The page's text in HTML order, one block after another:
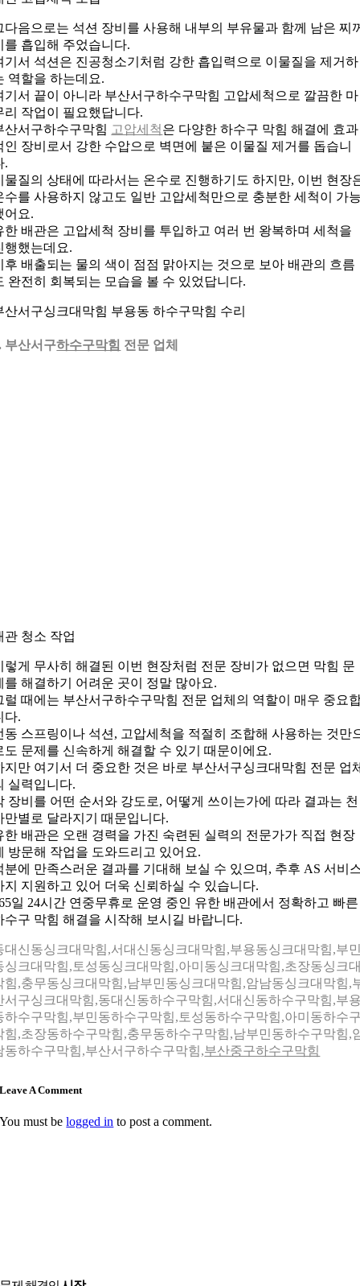
다음으로는 석션 장비를 사용해 내부의 부유물과 함께 남은 찌
를 흡입해 주었습니다.
기서 석션은 진공청소기처럼 강한 흡입력으로 이물질을 제거하
역할을 하는데요.
기서 끝이 아니라 부산서구하수구막힘 고압세척으로 깔끔한 마
리 작업이 필요했답니다.
산서구하수구막힘 고압세척은 다양한 하수구 막힘 해결에 효과
인 장비로서 강한 수압으로 벽면에 붙은 이물질 제거를 돕습니
.
물질의 상태에 따라서는 온수로 진행하기도 하지만, 이번 현장
수를 사용하지 않고도 일반 고압세척만으로 충분한 세척이 가
어요.
한 배관은 고압세척 장비를 투입하고 여러 번 왕복하며 세척을
행했는데요.
후 배출되는 물의 색이 점점 맑아지는 것으로 보아 배관의 흐름
완전히 회복되는 모습을 볼 수 있었답니다.
산서구싱크대막힘 부용동 하수구막힘 수리
부산서구하수구막힘 전문 업체
관 청소 작업
렇게 무사히 해결된 이번 현장처럼 전문 장비가 없으면 막힘 문
를 해결하기 어려운 곳이 정말 많아요.
럴 때에는 부산서구하수구막힘 전문 업체의 역할이 매우 중요
다.
동 스프링이나 석션, 고압세척을 적절히 조합해 사용하는 것만
도 문제를 신속하게 해결할 수 있기 때문이에요.
지만 여기서 더 중요한 것은 바로 부산서구싱크대막힘 전문 업
실력입니다.
장비를 어떤 순서와 강도로, 어떻게 쓰이는가에 따라 결과는 천
만별로 달라지기 때문입니다.
한 배관은 오랜 경력을 가진 숙련된 실력의 전문가가 직접 현장
방문해 작업을 도와드리고 있어요.
분에 만족스러운 결과를 기대해 보실 수 있으며, 추후 AS 서비
지 지원하고 있어 더욱 신뢰하실 수 있습니다.
일 24시간 연중무휴로 운영 중인 유한 배관에서 정확하고 빠른
수구 막힘 해결을 시작해 보시길 바랍니다.
대신동싱크대막힘,서대신동싱크대막힘,부용동싱크대막힘,부
싱크대막힘,토성동싱크대막힘,아미동싱크대막힘,초장동싱크
힘,충무동싱크대막힘,남부민동싱크대막힘,암남동싱크대막힘,
서구싱크대막힘,동대신동하수구막힘,서대신동하수구막힘,부
하수구막힘,부민동하수구막힘,토성동하수구막힘,아미동하수
힘,초장동하수구막힘,충무동하수구막힘,남부민동하수구막힘,
동하수구막힘,부산서구하수구막힘,부산중구하수구막힘
Leave A Comment
You must belogged in to post a comment.